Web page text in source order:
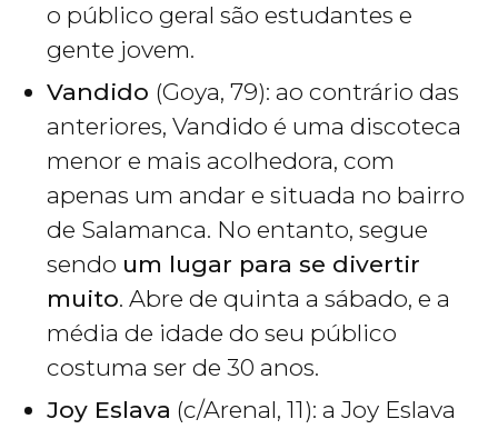
o público geral são estudantes e
gente jovem.
Vandido (Goya, 79): ao contrário das
anteriores, Vandido é uma discoteca
menor e mais acolhedora, com
apenas um andar e situada no bairro
de Salamanca. No entanto, segue
sendo um lugar para se divertir
muito. Abre de quinta a sábado, e a
média de idade do seu público
costuma ser de 30 anos.
Joy Eslava (c/Arenal, 11): a Joy Eslava